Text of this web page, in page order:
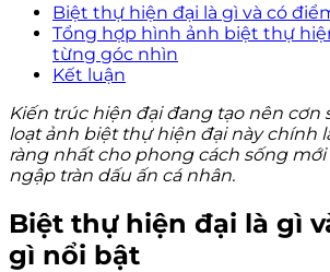
Biệt thự hiện đại là gì và có
Tổng hợp hình ảnh biệt thự
từng góc nhìn
Kết luận
Kiến trúc hiện đại đang tạo nên cơn
loạt ảnh biệt thự hiện đại này chính
ràng nhất cho phong cách sống
ngập tràn dấu ấn cá nhân.
Biệt thự hiện đại là gì
gì nổi bật